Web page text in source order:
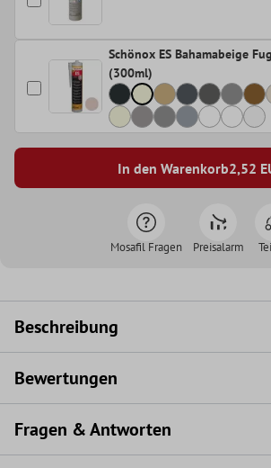
Schönox ES Bahamabeige
(300ml)
In den Warenkorb2,52
Mosafil Fragen Preisalarm
Beschreibung
Bewertungen
Fragen & Antworten